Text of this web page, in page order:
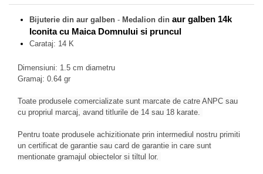
Bijuterie din aur galben - Medalion din aur galben 14k
Iconita cu Maica Domnului si pruncul
Carataj: 14 K
Dimensiuni: 1.5 cm diametru
Gramaj: 0.64 gr
Toate produsele comercializate sunt marcate de catre ANPC sau
cu propriul marcaj, avand titlurile de 14 sau 18 karate.
Pentru toate produsele achizitionate prin intermediul nostru primiti
un certificat de garantie sau card de garantie in care sunt
mentionate gramajul obiectelor si tiltul lor.